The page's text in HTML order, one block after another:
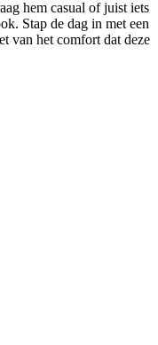
hem casual of juist iets
Stap de dag in met een
van het comfort dat deze